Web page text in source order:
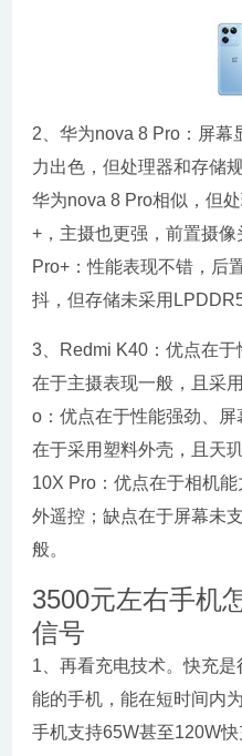
2、华为nova 8 Pro：屏幕
力出色，但处理器和存储
华为nova 8 Pro相似，但
+，主摄也更强，前置摄
Pro+：性能表现不错，后
抖，但存储未采用
3、Redmi K40：优点在
在于主摄表现一般，且采
o：优点在于性能强劲、
在于采用塑料外壳，且天
10X Pro：优点在于相机
外遥控；缺点在于屏幕未
般。
3500元左右手机
信号
1、再看充电技术。快充
能的手机，能在短时间内
手机支持65W甚至120W